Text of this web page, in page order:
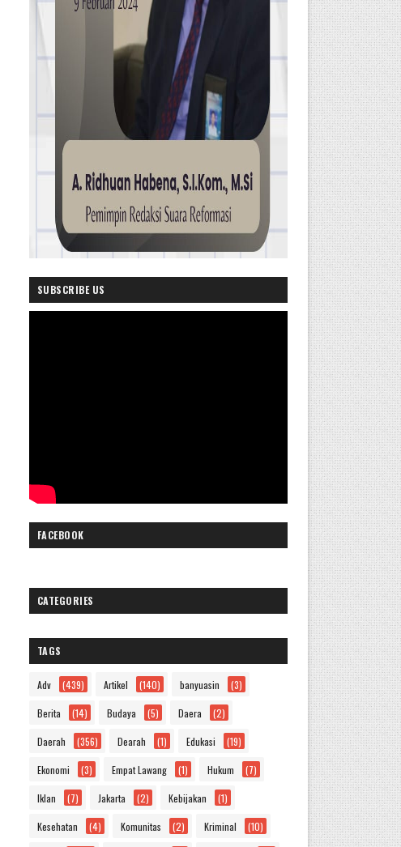
SUBSCRIBE US
FACEBOOK
CATEGORIES
TAGS
Adv (439) Artikel (140) banyuasin (3)
Berita (14) Budaya (5) Daera (2)
Daerah (356) Dearah (1) Edukasi (19)
Ekonomi (3) Empat Lawang (1) Hukum (7)
Iklan (7) Jakarta (2) Kebijakan (1)
Kesehatan (4) Komunitas (2) Kriminal (10)